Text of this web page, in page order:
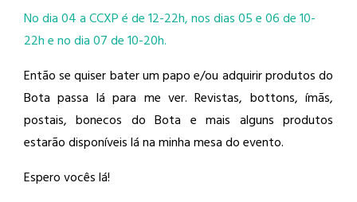
No dia 04 a CCXP é de 12-22h, nos dias 05 e 06 de 10-
22h e no dia 07 de 10-20h.
Então se quiser bater um papo e/ou adquirir produtos do
Bota passa lá para me ver. Revistas, bottons, ímãs,
postais, bonecos do Bota e mais alguns produtos
estarão disponíveis lá na minha mesa do evento.
Espero vocês lá!